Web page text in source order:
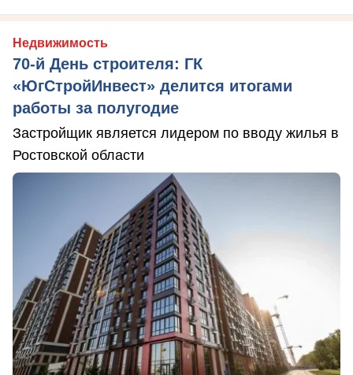
Недвижимость
70-й День строителя: ГК
«ЮгСтройИнвест» делится итогами
работы за полугодие
Застройщик является лидером по вводу жилья в
Ростовской области